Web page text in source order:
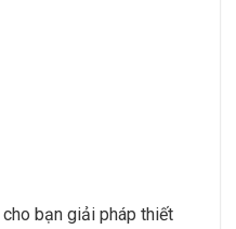
bạn giải pháp thiết